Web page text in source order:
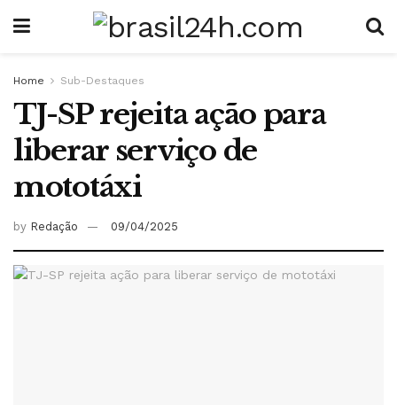
Home Sub-Destaques
TJ-SP rejeita ação para
liberar serviço de
mototáxi
by Redação 09/04/2025